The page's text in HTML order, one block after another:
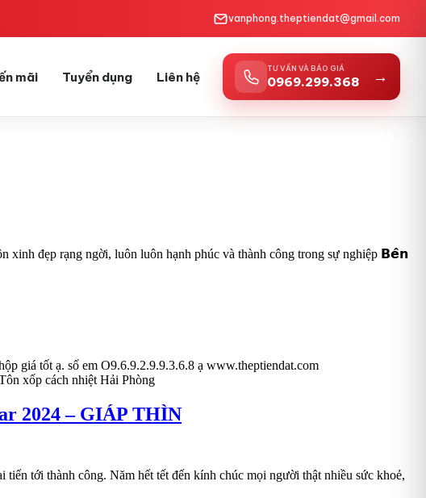
vanphong.theptiendat@gmail.com
mãi Tuyển dụng Liên hệ
TƯ VẤN VÀ BÁO GIÁ
0969.299.368 →
đẹp rạng ngời, luôn luôn hạnh phúc và thành công trong sự nghiệp 𝗕𝗲̂𝗻
giá tốt ạ. số em O9.6.9.2.9.9.3.6.8 ạ www.theptiendat.com
xốp cách nhiệt Hải Phòng
2024 – GIÁP THÌN
tới thành công. Năm hết tết đến kính chúc mọi người thật nhiều sức khoẻ,